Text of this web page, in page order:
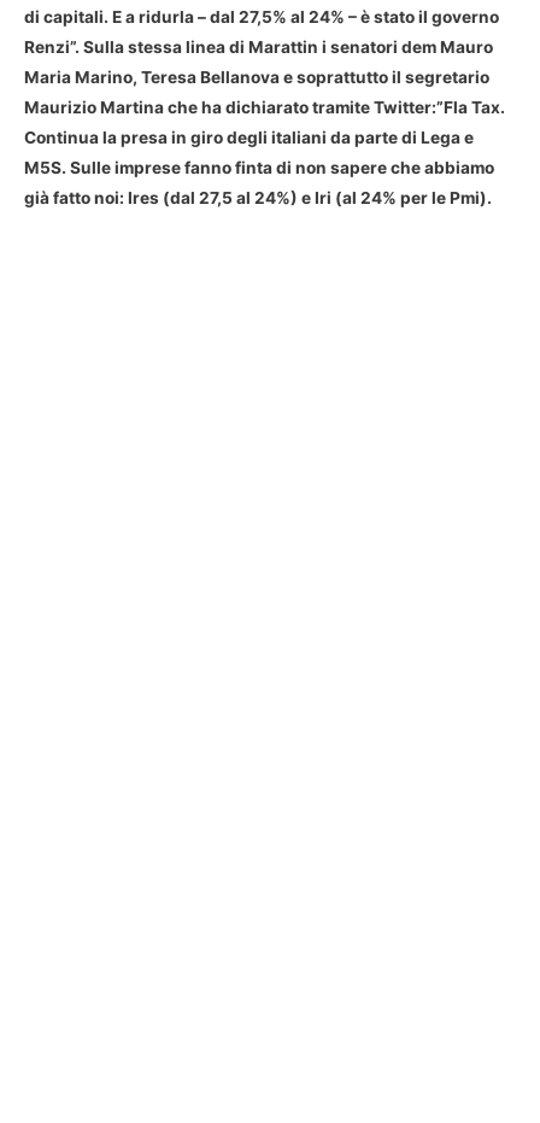
di capitali. E a ridurla – dal 27,5% al 24% – è stato il governo
Renzi”. Sulla stessa linea di Marattin i senatori dem Mauro
Maria Marino, Teresa Bellanova e soprattutto il segretario
Maurizio Martina che ha dichiarato tramite Twitter:”Fla Tax.
Continua la presa in giro degli italiani da parte di Lega e
M5S. Sulle imprese fanno finta di non sapere che abbiamo
già fatto noi: Ires (dal 27,5 al 24%) e Iri (al 24% per le Pmi).